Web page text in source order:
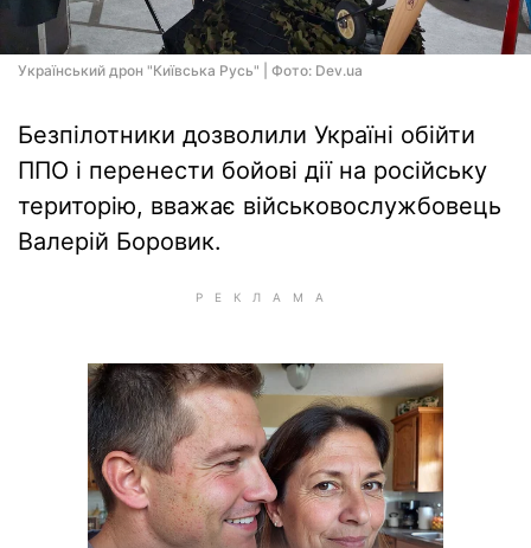
Український дрон "Київська Русь" | Фото: Dev.ua
Безпілотники дозволили Україні обійти
ППО і перенести бойові дії на російську
територію, вважає військовослужбовець
Валерій Боровик.